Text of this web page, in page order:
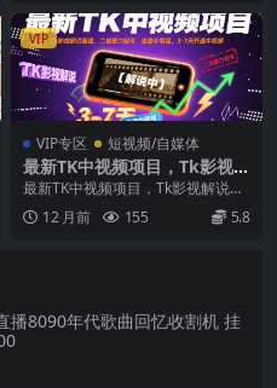
VIP
VIP专区 短视频/自媒体
最新TK中视频项目，Tk影视解
说赛道，搬运二创暴力起号，
流量非常猛，3-7天开通中视
频
最新TK中视频项目，Tk影视解说赛
道，搬运二创暴力起号，流量非常
猛，3-7天开通...
12 月前 155 5.8
播8090年代歌曲回忆收割机 挂